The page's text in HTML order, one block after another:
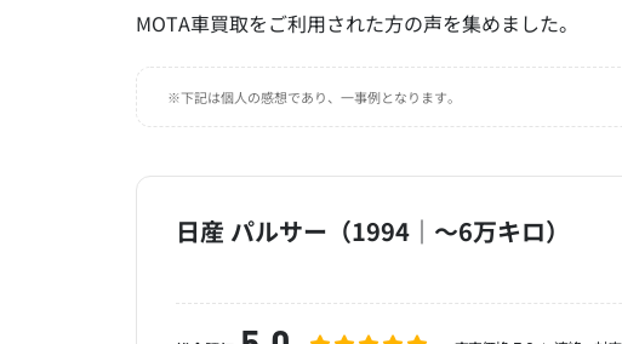
MOTA車買取をご利用された方の声を集めました。
※下記は個人の感想であり、一事例となります。
日産 パルサー（1994｜～6万キロ）